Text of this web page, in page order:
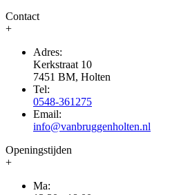
Contact
+
Adres:
Kerkstraat 10
7451 BM, Holten
Tel:
0548-361275
Email:
info@vanbruggenholten.nl
Openingstijden
+
Ma: